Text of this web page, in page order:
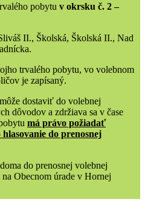
pobytu v okrsku č. 2 –
II., Školská, Školská II., Nad
trvalého pobytu, vo volebnom
je zapísaný.
dostaviť do volebnej
dôvodov a zdržiava sa v čase
má právo požiadať
do prenosnej
do prenosnej volebnej
Obecnom úrade v Hornej